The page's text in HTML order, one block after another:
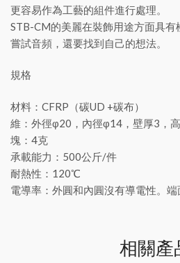
更容易作為工藝的組件進行處理。
STB-CM的美麗在裝飾用途方面具
嘗試音頻，還要找到自己的想法。
規格
材料：CFRP（碳UD +碳布）
維：外徑φ20，內徑φ14，壁厚3，高
塊：4克
承載能力：500公斤/件
耐熱性：120℃
電導率：外圓和內圓沒有導電性。端
相關產